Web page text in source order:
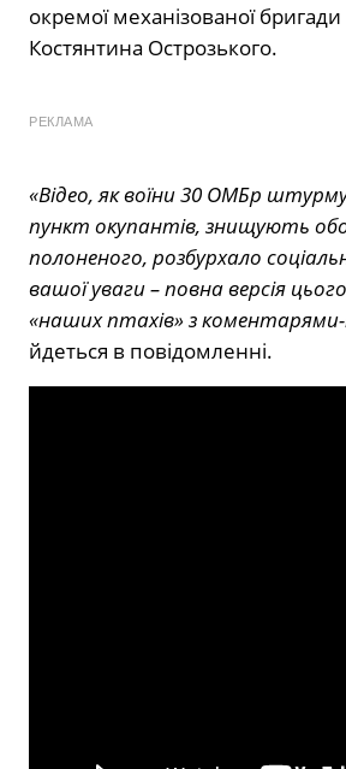
окремої механізованої бригади
Костянтина Острозького.
РЕКЛАМА
«Відео, як воїни 30 ОМБр
пункт окупантів, знищують
полоненого, розбурхало
вашої уваги – повна версія
«наших птахів» з
йдеться в повідомленні.